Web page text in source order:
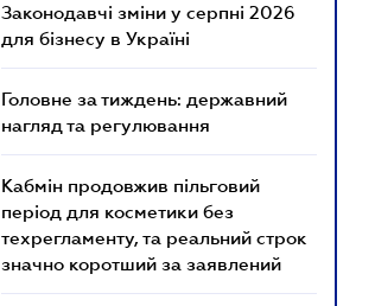
Законодавчі зміни у серпні 2026
для бізнесу в Україні
Головне за тиждень: державний
нагляд та регулювання
Кабмін продовжив пільговий
період для косметики без
техрегламенту, та реальний строк
значно коротший за заявлений